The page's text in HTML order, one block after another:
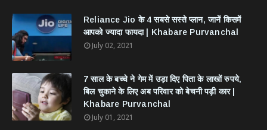
Reliance Jio के 4 सबसे सस्ते प्लान, जानें किसमें
आपको ज्यादा फायदा | Khabare Purvanchal
July 02, 2021
7 साल के बच्चे ने गेम में उड़ा दिए पिता के लाखों रुपये,
बिल चुकाने के लिए अब परिवार को बेचनी पड़ी कार |
Khabare Purvanchal
July 01, 2021